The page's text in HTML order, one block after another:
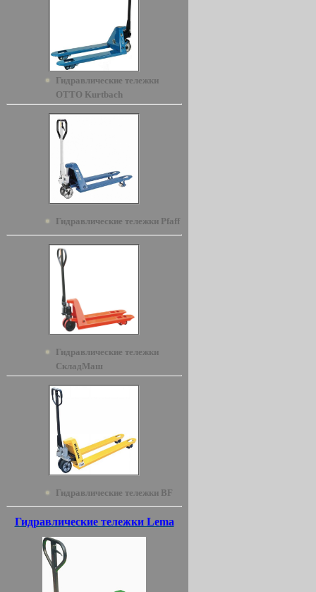
Гидравлические тележки
OTTO Kurtbach
Гидравлические тележки Pfaff
Гидравлические тележки
СкладМаш
Гидравлические тележки BF
Гидравлические тележки Lema